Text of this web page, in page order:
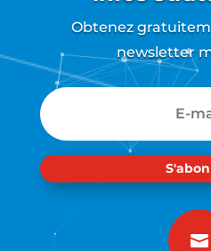
Obtenez
newsletter
